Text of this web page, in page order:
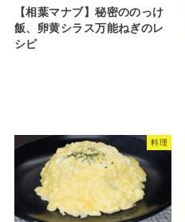
【相葉マナブ】秘密ののっけ
飯、卵黄シラス万能ねぎのレ
シピ
料理